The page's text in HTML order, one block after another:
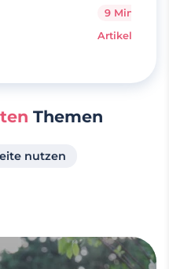
9 Minuten
Artikel lesen
Themen
nutzen